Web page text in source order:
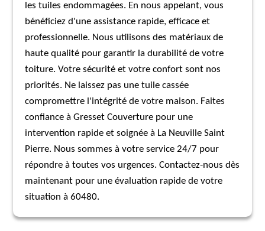
les tuiles endommagées. En nous appelant, vous
bénéficiez d'une assistance rapide, efficace et
professionnelle. Nous utilisons des matériaux de
haute qualité pour garantir la durabilité de votre
toiture. Votre sécurité et votre confort sont nos
priorités. Ne laissez pas une tuile cassée
compromettre l'intégrité de votre maison. Faites
confiance à Gresset Couverture pour une
intervention rapide et soignée à La Neuville Saint
Pierre. Nous sommes à votre service 24/7 pour
répondre à toutes vos urgences. Contactez-nous dès
maintenant pour une évaluation rapide de votre
situation à 60480.